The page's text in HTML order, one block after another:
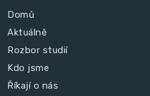
Domů
Aktuálně
Rozbor studií
Kdo jsme
Říkají o nás